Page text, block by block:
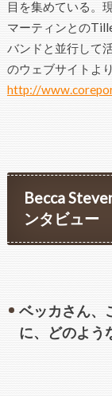
目を集めている。
マーティンとの
バンドと並行して
のウェブサイトよ
http://
Becca
ンタビュー
ベッカさん、
に、どのよう